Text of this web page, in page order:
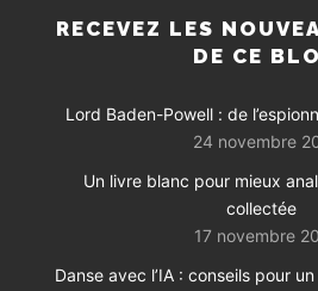
RECEVEZ LES
DE CE
Lord Baden-Powell : de
24 novembre
Un livre blanc pour mieux
collectée
17 novembre
Danse avec l’IA : conseils pour